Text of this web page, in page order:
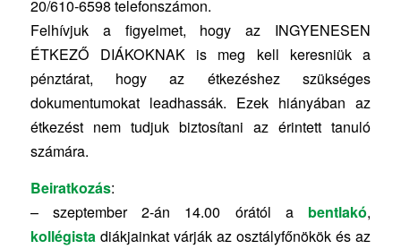
20/610-6598 telefonszámon.
Felhívjuk a figyelmet, hogy az INGYENESEN
ÉTKEZŐ DIÁKOKNAK is meg kell keresniük a
pénztárat, hogy az étkezéshez szükséges
dokumentumokat leadhassák. Ezek hiányában az
étkezést nem tudjuk biztosítani az érintett tanuló
számára.
Beiratkozás:
– szeptember 2-án 14.00 órától a bentlakó,
kollégistadiákjainkat várják az osztályfőnökök és az